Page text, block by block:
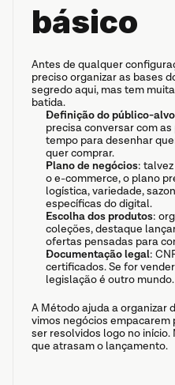
básico
Antes de qualquer
preciso organizar as bases
segredo aqui, mas tem
batida.
Definição do público-alvo
precisa conversar com
tempo para desenhar
quer comprar.
Plano de negócios:
o e-commerce, o plano
logística, variedade,
específicas do digital.
Escolha dos produtos:
coleções, destaque
ofertas pensadas para
Documentação legal:
certificados. Se for
legislação é outro mundo.
A Método ajuda a organizar
vimos negócios
ser resolvidos logo no
que atrasam o lançamento.